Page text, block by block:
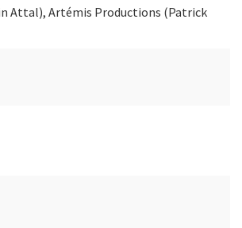
Attal), Artémis Productions (Patrick